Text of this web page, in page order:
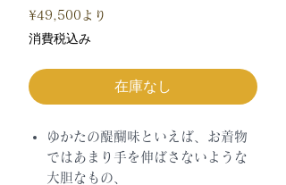
¥49,500 より
消費税込み
在庫なし
ゆかたの醍醐味といえば、お着物
ではあまり手を伸ばさないような
大胆なもの、